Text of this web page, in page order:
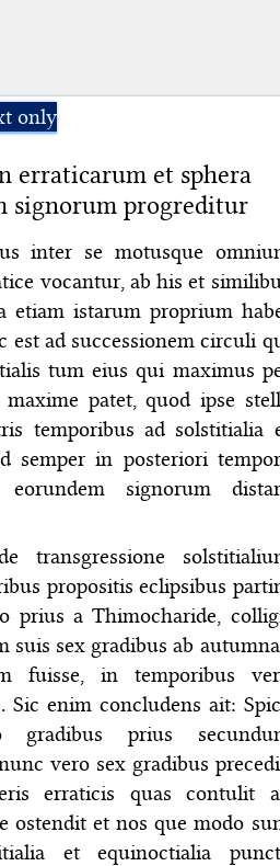
only
erraticarum et sphera
signorum progreditur
inter se motusque
vocantur, ab his et
etiam istarum proprium
ad successionem circuli
tum eius qui maximus
patet, quod ipse
temporibus ad solstitialia
semper in posteriori
signorum
propositis eclipsibus
prius a Thimocharide,
suis sex gradibus ab
fuisse, in temporibus
enim concludens ait:
gradibus prius
vero sex gradibus
erraticis quas contulit
ostendit et nos que modo
et equinoctialia